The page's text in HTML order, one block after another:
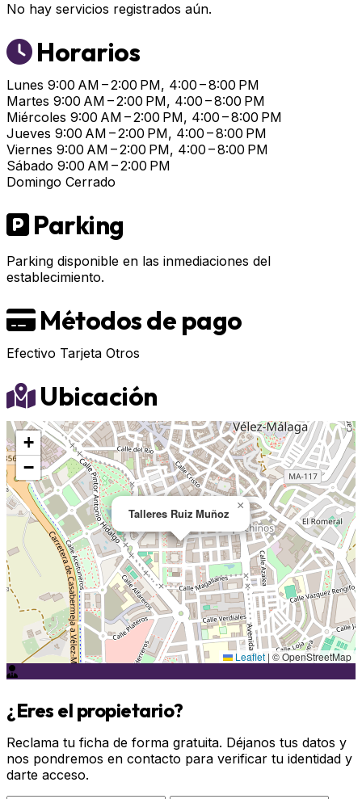
No hay servicios registrados aún.
Horarios
Lunes 9:00 AM – 2:00 PM, 4:00 – 8:00 PM
Martes 9:00 AM – 2:00 PM, 4:00 – 8:00 PM
Miércoles 9:00 AM – 2:00 PM, 4:00 – 8:00 PM
Jueves 9:00 AM – 2:00 PM, 4:00 – 8:00 PM
Viernes 9:00 AM – 2:00 PM, 4:00 – 8:00 PM
Sábado 9:00 AM – 2:00 PM
Domingo Cerrado
Parking
Parking disponible en las inmediaciones del
establecimiento.
Métodos de pago
Efectivo Tarjeta Otros
Ubicación
Talleres Ruiz Muñoz
×
+
−
Leaflet | © OpenStreetMap
¿Eres el propietario?
Reclama tu ficha de forma gratuita. Déjanos tus datos y
nos pondremos en contacto para verificar tu identidad y
darte acceso.